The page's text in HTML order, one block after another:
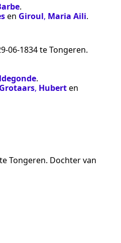
.
en Giroul, Maria Aili.
teTongeren.
.
Grotaars, Huberten
teTongeren. Dochter van